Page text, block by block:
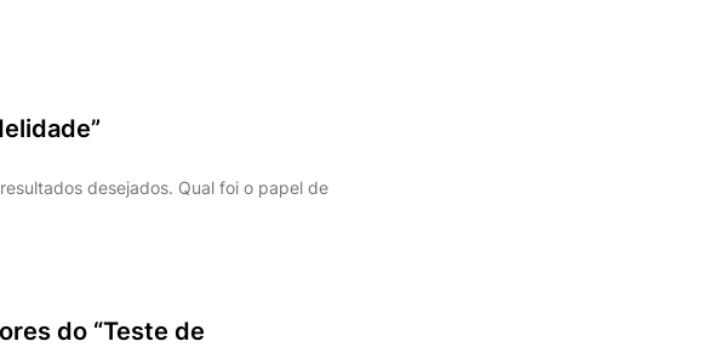
desejados. Qual foi o papel de
do “Teste de